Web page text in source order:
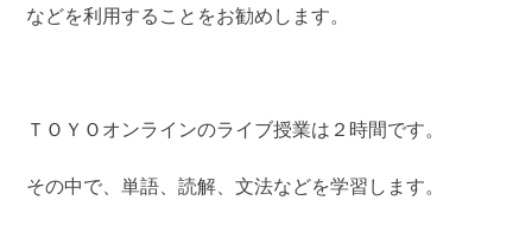
などを利用することをお勧めします。
ＴＯＹＯオンラインのライブ授業は２時間です。
その中で、単語、読解、文法などを学習します。